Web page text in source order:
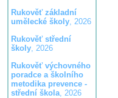
Rukověť základní
umělecké školy, 2026
Rukověť střední
školy, 2026
Rukověť výchovného
poradce a školního
metodika prevence -
střední škola, 2026